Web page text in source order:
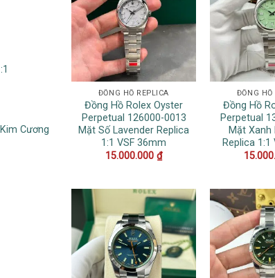
Cương
ĐỒNG HỒ REPLICA
Đồng Hồ Rolex Oyster
Perpetual 126000-0013
Mặt Số Lavender Replica
1:1 VSF 36mm
15.000.000 ₫
ĐỒNG HỒ
Đồng Hồ
Perpetual
Mặt
Replica 1:1